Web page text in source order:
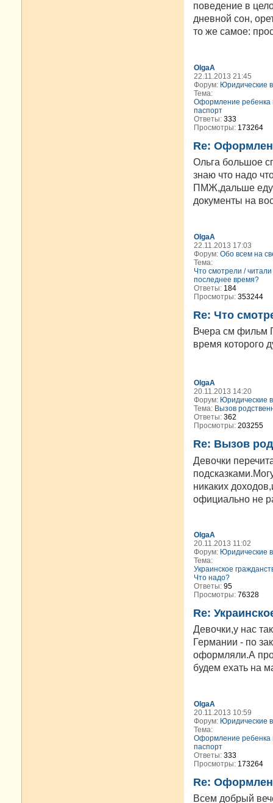
поведение в
дневной сон,
то же самое:
OlgaA
22.11.2013 21:45
Форум: Юридические
Тема:
Оформление ребенка
паспорт
Ответы: 333
Просмотры: 173264
Re:
Ольга большое
знаю что надо
ПМЖ,дальше еду
документы на
OlgaA
22.11.2013 17:03
Форум: Обо всем на
Тема:
Что смотрели / читали
последнее время?
Ответы: 184
Просмотры: 353244
Re: Что
Вчера см фильм
время которого
OlgaA
20.11.2013 14:20
Форум: Юридические
Тема: Вызов
Ответы: 362
Просмотры: 203255
Re: Вызов
Девочки
никаких
официально не
OlgaA
20.11.2013 11:02
Форум: Юридические
Тема:
Украинское
Что надо?
Ответы: 95
Просмотры: 76328
Re:
Девочки,у нас
Германии - по
оформляли.А
будем ехать на
OlgaA
20.11.2013 10:59
Форум: Юридические
Тема:
Оформление ребенка
паспорт
Ответы: 333
Просмотры: 173264
Re:
Всем добрый